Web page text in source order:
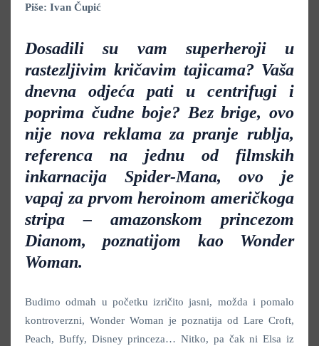
Piše: Ivan Čupić
Dosadili su vam superheroji u
rastezljivim kričavim tajicama? Vaša
dnevna odjeća pati u centrifugi i
poprima čudne boje? Bez brige, ovo
nije nova reklama za pranje rublja,
referenca na jednu od filmskih
inkarnacija Spider-Mana, ovo je
vapaj za prvom heroinom američkoga
stripa – amazonskom princezom
Dianom, poznatijom kao Wonder
Woman.
Budimo odmah u početku izričito jasni, možda i pomalo
kontroverzni, Wonder Woman je poznatija od Lare Croft,
Peach, Buffy, Disney princeza… Nitko, pa čak ni Elsa iz